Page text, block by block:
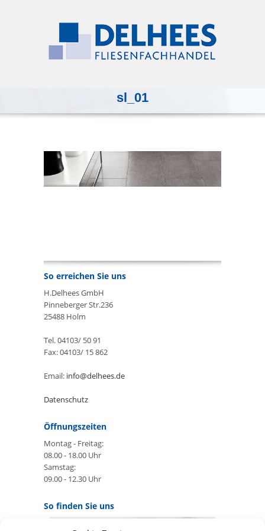
sl_01
So erreichen Sie uns
H.Delhees GmbH
Pinneberger Str.236
25488 Holm
Tel. 04103/ 50 91
Fax: 04103/ 15 862
Email: info@delhees.de
Datenschutz
Öffnungszeiten
Montag - Freitag:
08.00 - 18.00 Uhr
Samstag:
09.00 - 12.30 Uhr
So finden Sie uns